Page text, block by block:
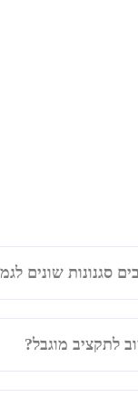
סגנונות שונים
לתקציב מוגבל?